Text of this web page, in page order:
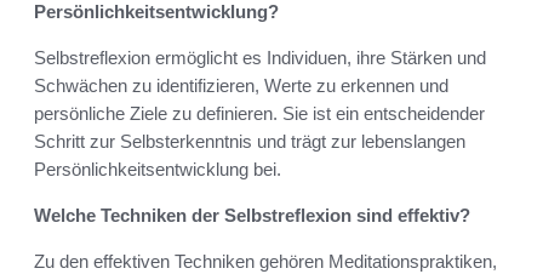
Persönlichkeitsentwicklung?
Selbstreflexion ermöglicht es Individuen, ihre Stärken und
Schwächen zu identifizieren, Werte zu erkennen und
persönliche Ziele zu definieren. Sie ist ein entscheidender
Schritt zur Selbsterkenntnis und trägt zur lebenslangen
Persönlichkeitsentwicklung bei.
Welche Techniken der Selbstreflexion sind effektiv?
Zu den effektiven Techniken gehören Meditationspraktiken,